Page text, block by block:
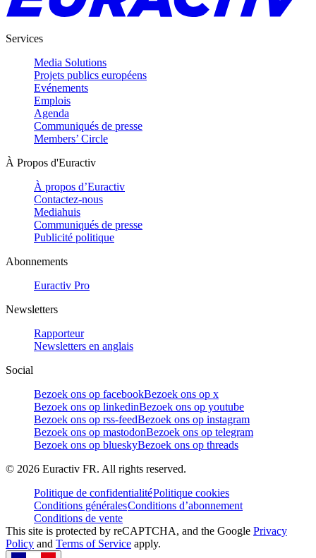
Services
Media Solutions
Projets publics européens
Evénements
Emplois
Agenda
Communiqués de presse
Members’ Circle
À Propos d'Euractiv
À propos d’Euractiv
Contactez-nous
Mediahuis
Communiqués de presse
Publicité politique
Abonnements
Euractiv Pro
Newsletters
Rapporteur
Newsletters en anglais
Social
Bezoek ons op facebookBezoek ons op x
Bezoek ons op linkedinBezoek ons op youtube
Bezoek ons op rss-feedBezoek ons op instagram
Bezoek ons op mastodonBezoek ons op telegram
Bezoek ons op blueskyBezoek ons op threads
© 2026 Euractiv FR. All rights reserved.
Politique de confidentialitéPolitique cookies
Conditions généralesConditions d’abonnement
Conditions de vente
This site is protected by reCAPTCHA, and the Google Privacy
Policy and Terms of Service apply.